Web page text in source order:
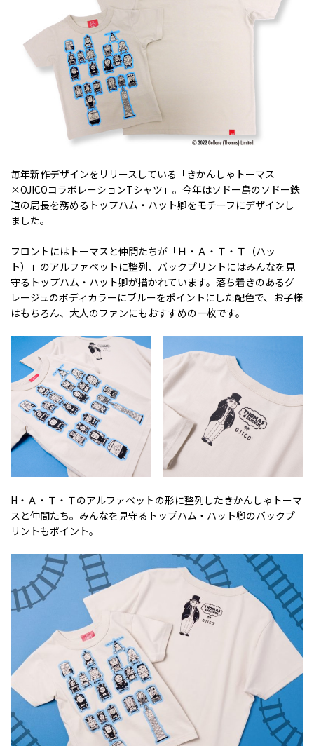
毎年新作デザインをリリースしている「きかんしゃトーマス
×OJICOコラボレーションTシャツ」。今年はソドー島のソドー鉄
道の局長を務めるトップハム・ハット卿をモチーフにデザインし
ました。
フロントにはトーマスと仲間たちが「Ｈ・Ａ・Ｔ・Ｔ（ハッ
ト）」のアルファベットに整列、バックプリントにはみんなを見
守るトップハム・ハット卿が描かれています。落ち着きのあるグ
レージュのボディカラーにブルーをポイントにした配色で、お子様
はもちろん、大人のファンにもおすすめの一枚です。
H・Ａ・Ｔ・Ｔのアルファベットの形に整列したきかんしゃトーマ
スと仲間たち。みんなを見守るトップハム・ハット卿のバックプ
リントもポイント。